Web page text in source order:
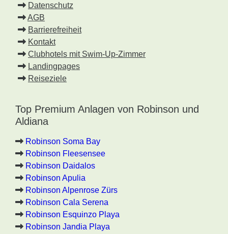
Datenschutz
AGB
Barrierefreiheit
Kontakt
Clubhotels mit Swim-Up-Zimmer
Landingpages
Reiseziele
Top Premium Anlagen von Robinson und
Aldiana
Robinson Soma Bay
Robinson Fleesensee
Robinson Daidalos
Robinson Apulia
Robinson Alpenrose Zürs
Robinson Cala Serena
Robinson Esquinzo Playa
Robinson Jandia Playa